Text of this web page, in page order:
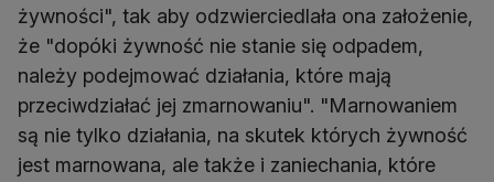
żywności", tak aby odzwierciedlała ona założenie,
że "dopóki żywność nie stanie się odpadem,
należy podejmować działania, które mają
przeciwdziałać jej zmarnowaniu". "Marnowaniem
są nie tylko działania, na skutek których żywność
jest marnowana, ale także i zaniechania, które